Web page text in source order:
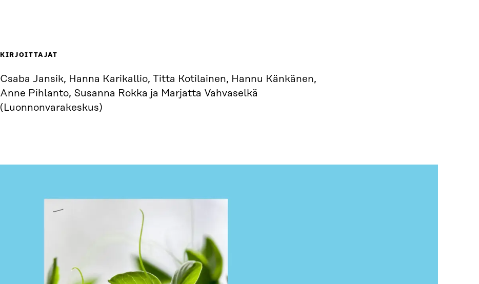
KIRJOITTAJAT
Csaba Jansik, Hanna Karikallio, Titta Kotilainen, Hannu Känkänen,
Anne Pihlanto, Susanna Rokka ja Marjatta Vahvaselkä
(Luonnonvarakeskus)